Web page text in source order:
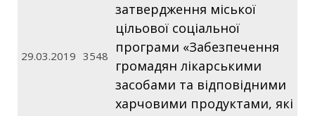
29.03.2019 3548
затвердження міської
цільової соціальної
програми «Забезпечення
громадян лікарськими
засобами та відповідними
харчовими продуктами, які